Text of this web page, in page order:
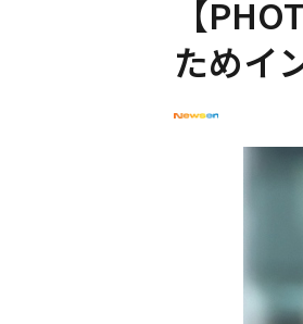
【
ためイ